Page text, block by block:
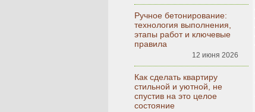
Ручное бетонирование:
технология выполнения,
этапы работ и ключевые
правила
12 июня 2026
Как сделать квартиру
стильной и уютной, не
спустив на это целое
состояние